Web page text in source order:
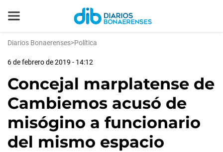
Diarios Bonaerenses>Política
6 de febrero de 2019 - 14:12
Concejal marplatense de
Cambiemos acusó de
misógino a funcionario
del mismo espacio